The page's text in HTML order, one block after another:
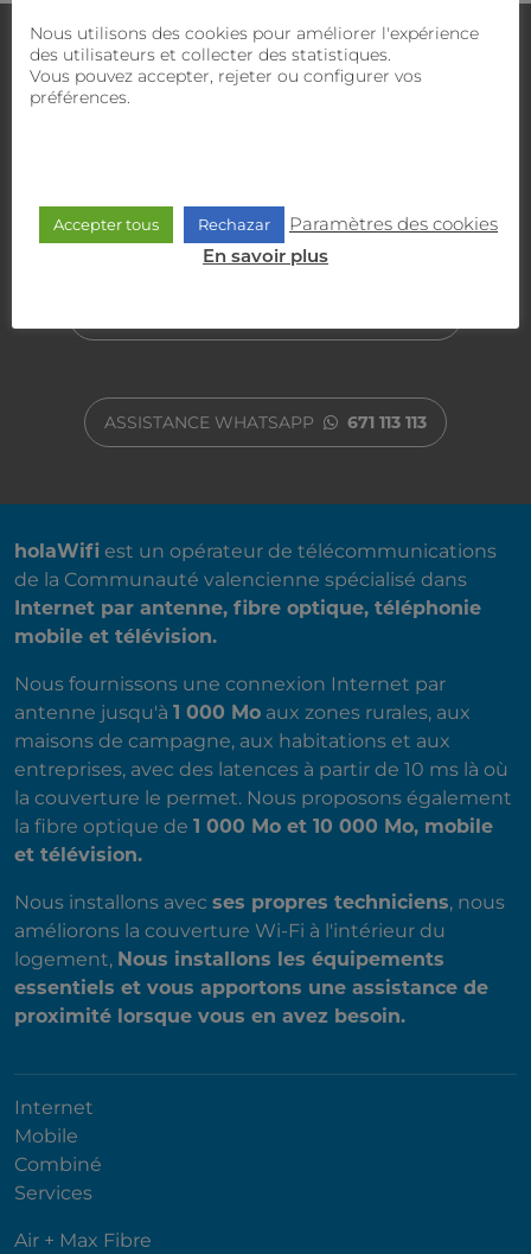
Nous contacter
Avez-vous des doutes ? Notre équipe commerciale
et technique vous proposera la meilleure solution.
ASSISTANCE WHATSAPP 671 113 113
holaWifi est un opérateur de télécommunications
de la Communauté valencienne spécialisé dans
Internet par antenne, fibre optique, téléphonie
mobile et télévision.
Nous fournissons une connexion Internet par
antenne jusqu'à 1 000 Mo aux zones rurales, aux
maisons de campagne, aux habitations et aux
entreprises, avec des latences à partir de 10 ms là où
la couverture le permet. Nous proposons également
la fibre optique de 1 000 Mo et 10 000 Mo, mobile
et télévision.
Nous installons avec ses propres techniciens, nous
améliorons la couverture Wi-Fi à l'intérieur du
logement, Nous installons les équipements
essentiels et vous apportons une assistance de
proximité lorsque vous en avez besoin.
Internet
Mobile
Combiné
Services
Air + Max Fibre
Nous utilisons des cookies pour améliorer l'expérience
des utilisateurs et collecter des statistiques.
Vous pouvez accepter, rejeter ou configurer vos
préférences.
Accepter tous Rechazar Paramètres des cookies
En savoir plus